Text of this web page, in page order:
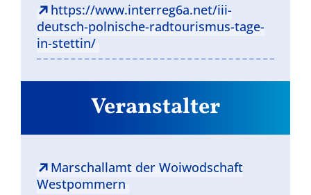
https://www.interreg6a.net/iii-
deutsch-polnische-radtourismus-tage-
in-stettin/
Veranstalter
Marschallamt der Woiwodschaft
Westpommern